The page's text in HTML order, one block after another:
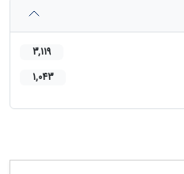
3,119
1,043